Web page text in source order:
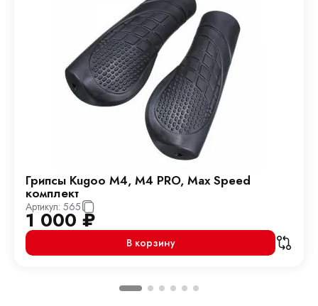
Грипсы Kugoo M4, M4 PRO, Max Speed
комплект
Артикул: 565
1 000 ₽
В корзину